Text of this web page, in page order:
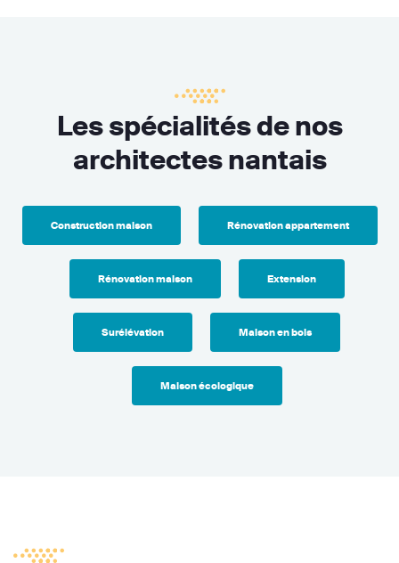
Les spécialités de nos
architectes nantais
Construction maison Rénovation appartement
Rénovation maison Extension
Surélévation Maison en bois
Maison écologique